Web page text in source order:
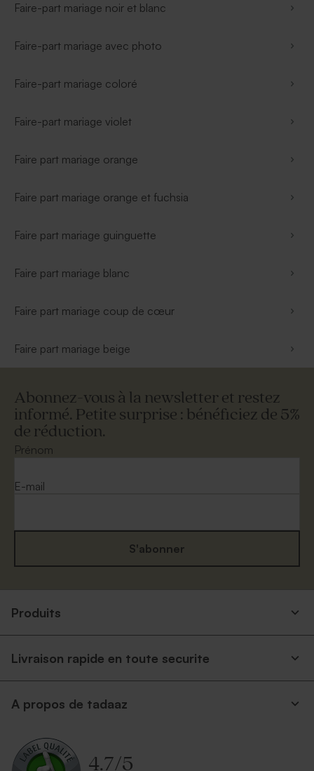
Faire-part mariage noir et blanc
Faire-part mariage avec photo
Faire-part mariage coloré
Faire-part mariage violet
Faire part mariage orange
Faire part mariage orange et fuchsia
Faire part mariage guinguette
Faire part mariage blanc
Faire part mariage coup de cœur
Faire part mariage beige
Abonnez-vous à la newsletter et restez
informé. Petite surprise : bénéficiez de 5%
de réduction.
Prénom
E-mail
S'abonner
Produits
Livraison rapide en toute securite
A propos de tadaaz
4.7/5